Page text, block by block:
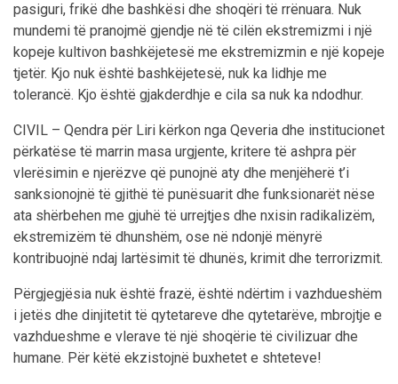
pasiguri, frikë dhe bashkësi dhe shoqëri të rrënuara. Nuk
mundemi të pranojmë gjendje në të cilën ekstremizmi i një
kopeje kultivon bashkëjetesë me ekstremizmin e një kopeje
tjetër. Kjo nuk është bashkëjetesë, nuk ka lidhje me
tolerancë. Kjo është gjakderdhje e cila sa nuk ka ndodhur.
CIVIL – Qendra për Liri kërkon nga Qeveria dhe institucionet
përkatëse të marrin masa urgjente, kritere të ashpra për
vlerësimin e njerëzve që punojnë aty dhe menjëherë t’i
sanksionojnë të gjithë të punësuarit dhe funksionarët nëse
ata shërbehen me gjuhë të urrejtjes dhe nxisin radikalizëm,
ekstremizëm të dhunshëm, ose në ndonjë mënyrë
kontribuojnë ndaj lartësimit të dhunës, krimit dhe terrorizmit.
Përgjegjësia nuk është frazë, është ndërtim i vazhdueshëm
i jetës dhe dinjitetit të qytetareve dhe qytetarëve, mbrojtje e
vazhdueshme e vlerave të një shoqërie të civilizuar dhe
humane. Për këtë ekzistojnë buxhetet e shteteve!